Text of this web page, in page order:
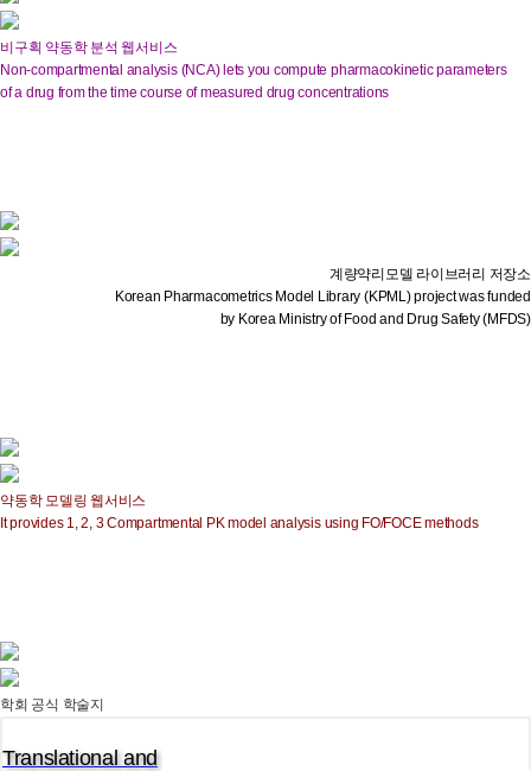
비구획 약동학 분석 웹서비스
Non-compartmental analysis (NCA) lets you compute pharmacokinetic parameters
of a drug from the time course of measured drug concentrations
계량약리모델 라이브러리 저장소
Korean Pharmacometrics Model Library (KPML) project was funded
by Korea Ministry of Food and Drug Safety (MFDS)
약동학 모델링 웹서비스
It provides 1, 2, 3 Compartmental PK model analysis using FO/FOCE methods
학회 공식 학술지
Translational and